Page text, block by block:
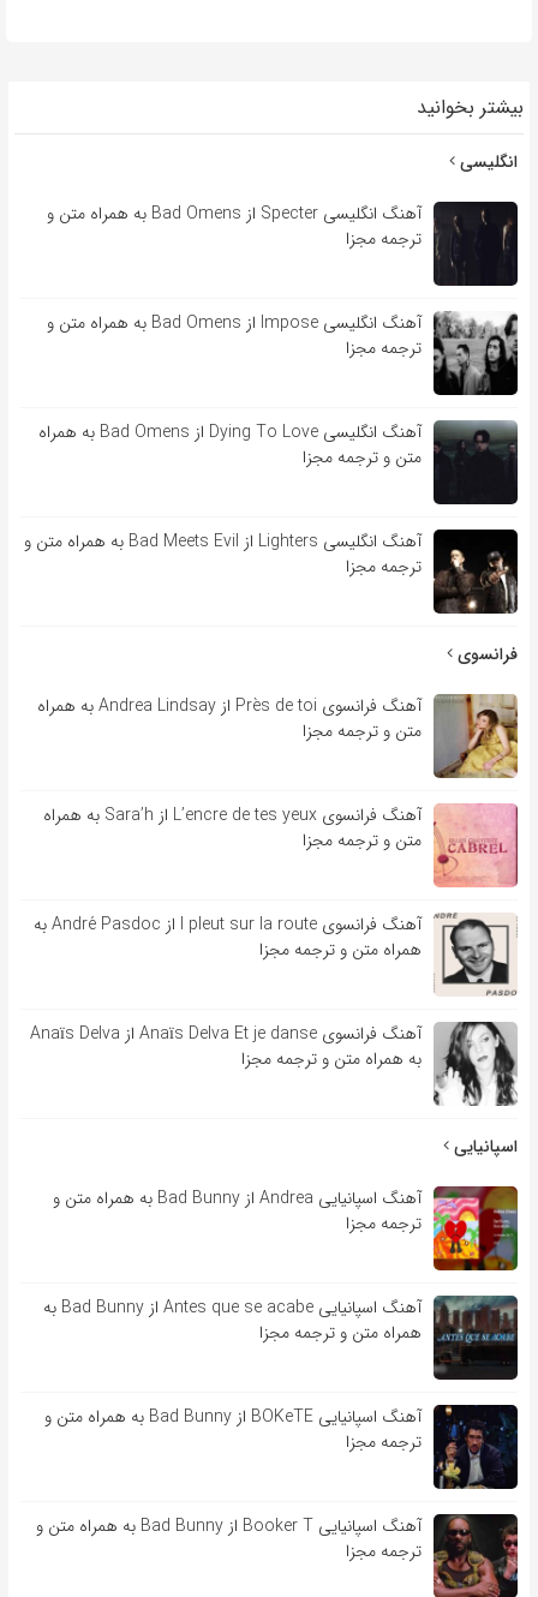
بیشتر بخوانید
انگلیسی
آهنگ انگلیسی Specter از Bad Omens به همراه متن و
ترجمه مجزا
آهنگ انگلیسی Impose از Bad Omens به همراه متن و
ترجمه مجزا
آهنگ انگلیسی Dying To Love از Bad Omens به همراه
متن و ترجمه مجزا
آهنگ انگلیسی Lighters از Bad Meets Evil به همراه متن و
ترجمه مجزا
فرانسوی
آهنگ فرانسوی Près de toi از Andrea Lindsay به همراه
متن و ترجمه مجزا
آهنگ فرانسوی L’encre de tes yeux از Sara’h به همراه
متن و ترجمه مجزا
آهنگ فرانسوی l pleut sur la route از André Pasdoc به
همراه متن و ترجمه مجزا
آهنگ فرانسوی Anaïs Delva Et je danse از Anaïs Delva
به همراه متن و ترجمه مجزا
اسپانیایی
آهنگ اسپانیایی Andrea از Bad Bunny به همراه متن و
ترجمه مجزا
آهنگ اسپانیایی Antes que se acabe از Bad Bunny به
همراه متن و ترجمه مجزا
آهنگ اسپانیایی BOKeTE از Bad Bunny به همراه متن و
ترجمه مجزا
آهنگ اسپانیایی Booker T از Bad Bunny به همراه متن و
ترجمه مجزا